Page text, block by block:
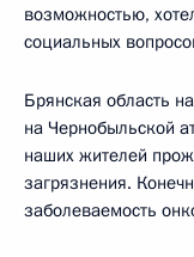
возможностью,
социальных
Брянская область
на Чернобыльской
наших жителей
загрязнения.
заболеваемость